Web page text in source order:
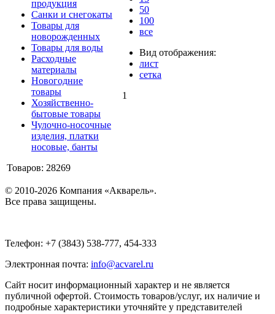
продукция
Санки и снегокаты
Товары для
новорожденных
Товары для воды
Расходные
материалы
Новогодние
товары
Хозяйственно-
бытовые товары
Чулочно-носочные
изделия, платки
носовые, банты
Товаров: 28269
50
100
все
Вид отображения:
лист
сетка
1
© 2010-2026 Компания «Акварель».
Все права защищены.
Телефон: +7 (3843) 538-777, 454-333
Электронная почта: info@acvarel.ru
Сайт носит информационный характер и не является
публичной офертой. Стоимость товаров/услуг, их наличие и
подробные характеристики уточняйте у представителей